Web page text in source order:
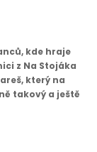
kde hraje
z Na Stojáka
který na
takový a ještě